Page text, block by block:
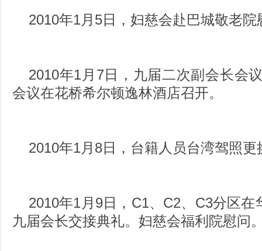
2010年1月5日，妇慈会赴巴城敬老院
2010年1月7日，九届二次副会长会
会议在花桥希尔顿逸林酒店召开。
2010年1月8日，台籍人员台湾驾照
2010年1月9日，C1、C2、C3分区
九届会长交接典礼。妇慈会福利院慰问